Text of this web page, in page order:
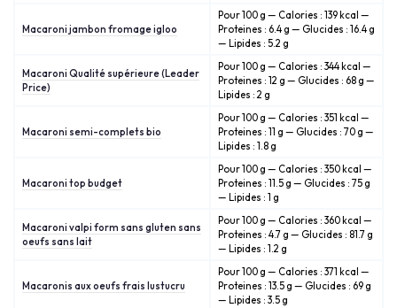
Macaroni jambon fromage igloo
Pour 100 g — Calories : 139 kcal —
Proteines : 6.4 g — Glucides : 16.4 g
— Lipides : 5.2 g
Macaroni Qualité supérieure (Leader
Price)
Pour 100 g — Calories : 344 kcal —
Proteines : 12 g — Glucides : 68 g —
Lipides : 2 g
Macaroni semi-complets bio
Pour 100 g — Calories : 351 kcal —
Proteines : 11 g — Glucides : 70 g —
Lipides : 1.8 g
Macaroni top budget
Pour 100 g — Calories : 350 kcal —
Proteines : 11.5 g — Glucides : 75 g
— Lipides : 1 g
Macaroni valpi form sans gluten sans
oeufs sans lait
Pour 100 g — Calories : 360 kcal —
Proteines : 4.7 g — Glucides : 81.7 g
— Lipides : 1.2 g
Macaronis aux oeufs frais lustucru
Pour 100 g — Calories : 371 kcal —
Proteines : 13.5 g — Glucides : 69 g
— Lipides : 3.5 g